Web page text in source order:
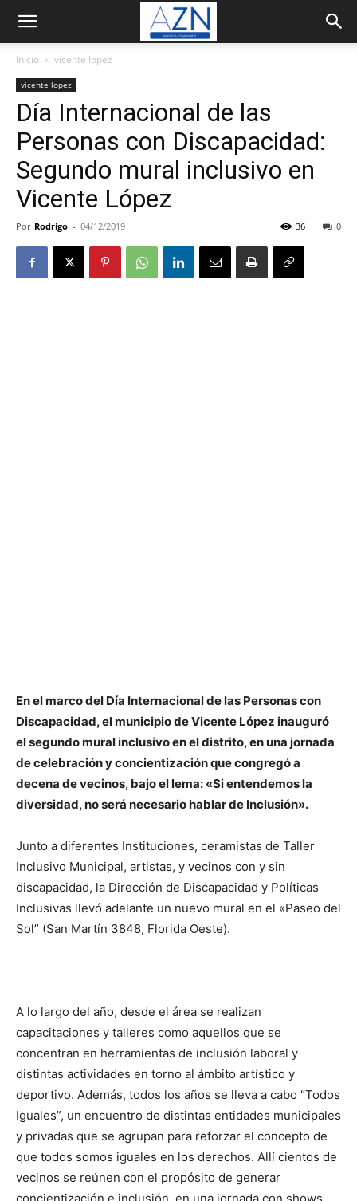
Inicio vicente lopez
vicente lopez
Día Internacional de las
Personas con Discapacidad:
Segundo mural inclusivo en
Vicente López
Por Rodrigo - 04/12/2019 0
36
En el marco del Día Internacional de las Personas con
Discapacidad, el municipio de Vicente López inauguró
el segundo mural inclusivo en el distrito, en una jornada
de celebración y concientización que congregó a
decena de vecinos, bajo el lema: «Si entendemos la
diversidad, no será necesario hablar de Inclusión».
Junto a diferentes Instituciones, ceramistas de Taller
Inclusivo Municipal, artistas, y vecinos con y sin
discapacidad, la Dirección de Discapacidad y Políticas
Inclusivas llevó adelante un nuevo mural en el «Paseo del
Sol” (San Martín 3848, Florida Oeste).
A lo largo del año, desde el área se realizan
capacitaciones y talleres como aquellos que se
concentran en herramientas de inclusión laboral y
distintas actividades en torno al ámbito artístico y
deportivo. Además, todos los años se lleva a cabo “Todos
Iguales”, un encuentro de distintas entidades municipales
y privadas que se agrupan para reforzar el concepto de
que todos somos iguales en los derechos. Allí cientos de
vecinos se reúnen con el propósito de generar